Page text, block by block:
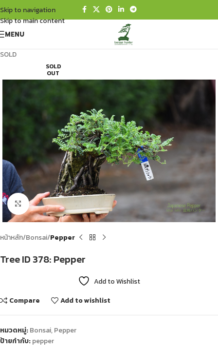
Skip to navigation
Skip to main content
MENU
SOLD
SOLD
OUT
Click to enlarge
หน้าหลัก Bonsai Pepper
Tree ID 378: Pepper
Add to Wishlist
Compare
Add to wishlist
หมวดหมู่:Bonsai,Pepper
ป้ายกำกับ:pepper